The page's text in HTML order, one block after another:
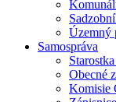
Územný
Samospráva
Obecné
Komisie